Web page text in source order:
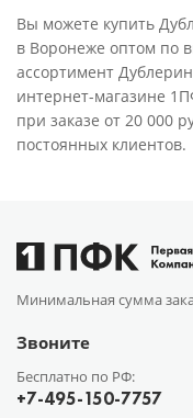
Вы можете купить
в Воронеже оптом по
ассортимент
интернет-магазине
при заказе от 20 000
постоянных клиентов.
Минимальная сумма
Звоните
Бесплатно по РФ:
+7-495-150-7757